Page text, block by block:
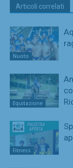
Articoli correlati
Nuoto
Equitazione
Fitness